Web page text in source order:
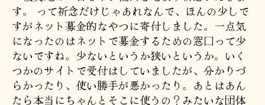
す。 って祈念だけじゃあれなんで、ほんの少しで
すがネット募金的なやつに寄付しました。一点気
になったのはネットで募金するための窓口って少
ないですね。少ないというか狭いというか。いく
つかのサイトで受付はしていましたが、分かりづ
らかったり、使い勝手が悪かったり。あとはあん
たら本当にちゃんとそこに使うの？みたいな団体